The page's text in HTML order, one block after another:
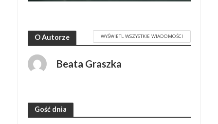
O Autorze WYŚWIETL WSZYSTKIE WIADOMOŚCI
Beata Graszka
Gość dnia